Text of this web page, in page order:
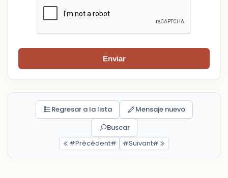
Enviar
Regresar a la lista
Mensaje nuevo
Buscar
#Précédent#
#Suivant#